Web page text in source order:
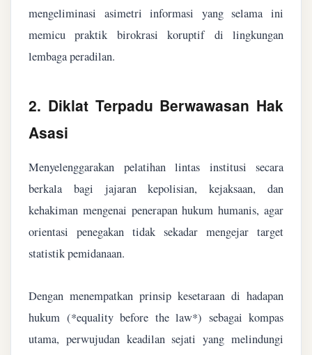
mengeliminasi asimetri informasi yang selama ini
memicu praktik birokrasi koruptif di lingkungan
lembaga peradilan.
2. Diklat Terpadu Berwawasan Hak
Asasi
Menyelenggarakan pelatihan lintas institusi secara
berkala bagi jajaran kepolisian, kejaksaan, dan
kehakiman mengenai penerapan hukum humanis, agar
orientasi penegakan tidak sekadar mengejar target
statistik pemidanaan.
Dengan menempatkan prinsip kesetaraan di hadapan
hukum (*equality before the law*) sebagai kompas
utama, perwujudan keadilan sejati yang melindungi